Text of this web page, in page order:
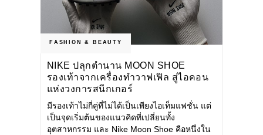
FASHION & BEAUTY
NIKE ปลุกตำนาน MOON SHOE
รองเท้าจากเครื่องทำวาฟเฟิล สู่ไอคอน
แห่งวงการสนีกเกอร์
มีรองเท้าไม่กี่คู่ที่ไม่ได้เป็นเพียงไอเท็มแฟชั่น แต่
เป็นจุดเริ่มต้นของแนวคิดที่เปลี่ยนทั้ง
อุตสาหกรรม และ Nike Moon Shoe คือหนึ่งใน